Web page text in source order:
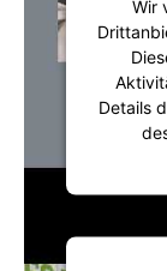
Wir
Details